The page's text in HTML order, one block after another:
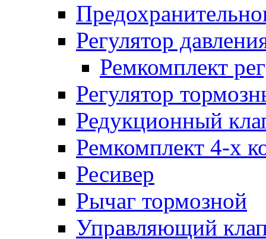
Регулятор
Ремкомплект
Регулятор
Редукционный
Ремкомплект 4-х
Ресивер
Рычаг тормозной
Управляющий